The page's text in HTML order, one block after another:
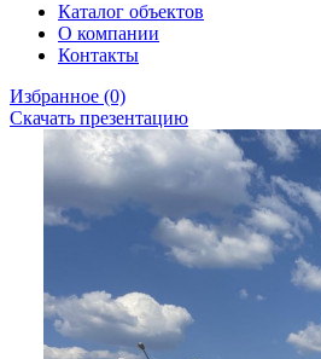
Каталог объектов
О компании
Контакты
Избранное (0)
Скачать презентацию